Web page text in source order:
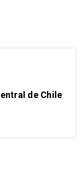
de Chile